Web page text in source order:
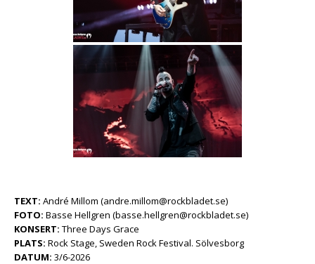
TEXT: André Millom (andre.millom@rockbladet.se)
FOTO: Basse Hellgren (basse.hellgren@rockbladet.se)
KONSERT: Three Days Grace
PLATS: Rock Stage, Sweden Rock Festival. Sölvesborg
DATUM: 3/6-2026